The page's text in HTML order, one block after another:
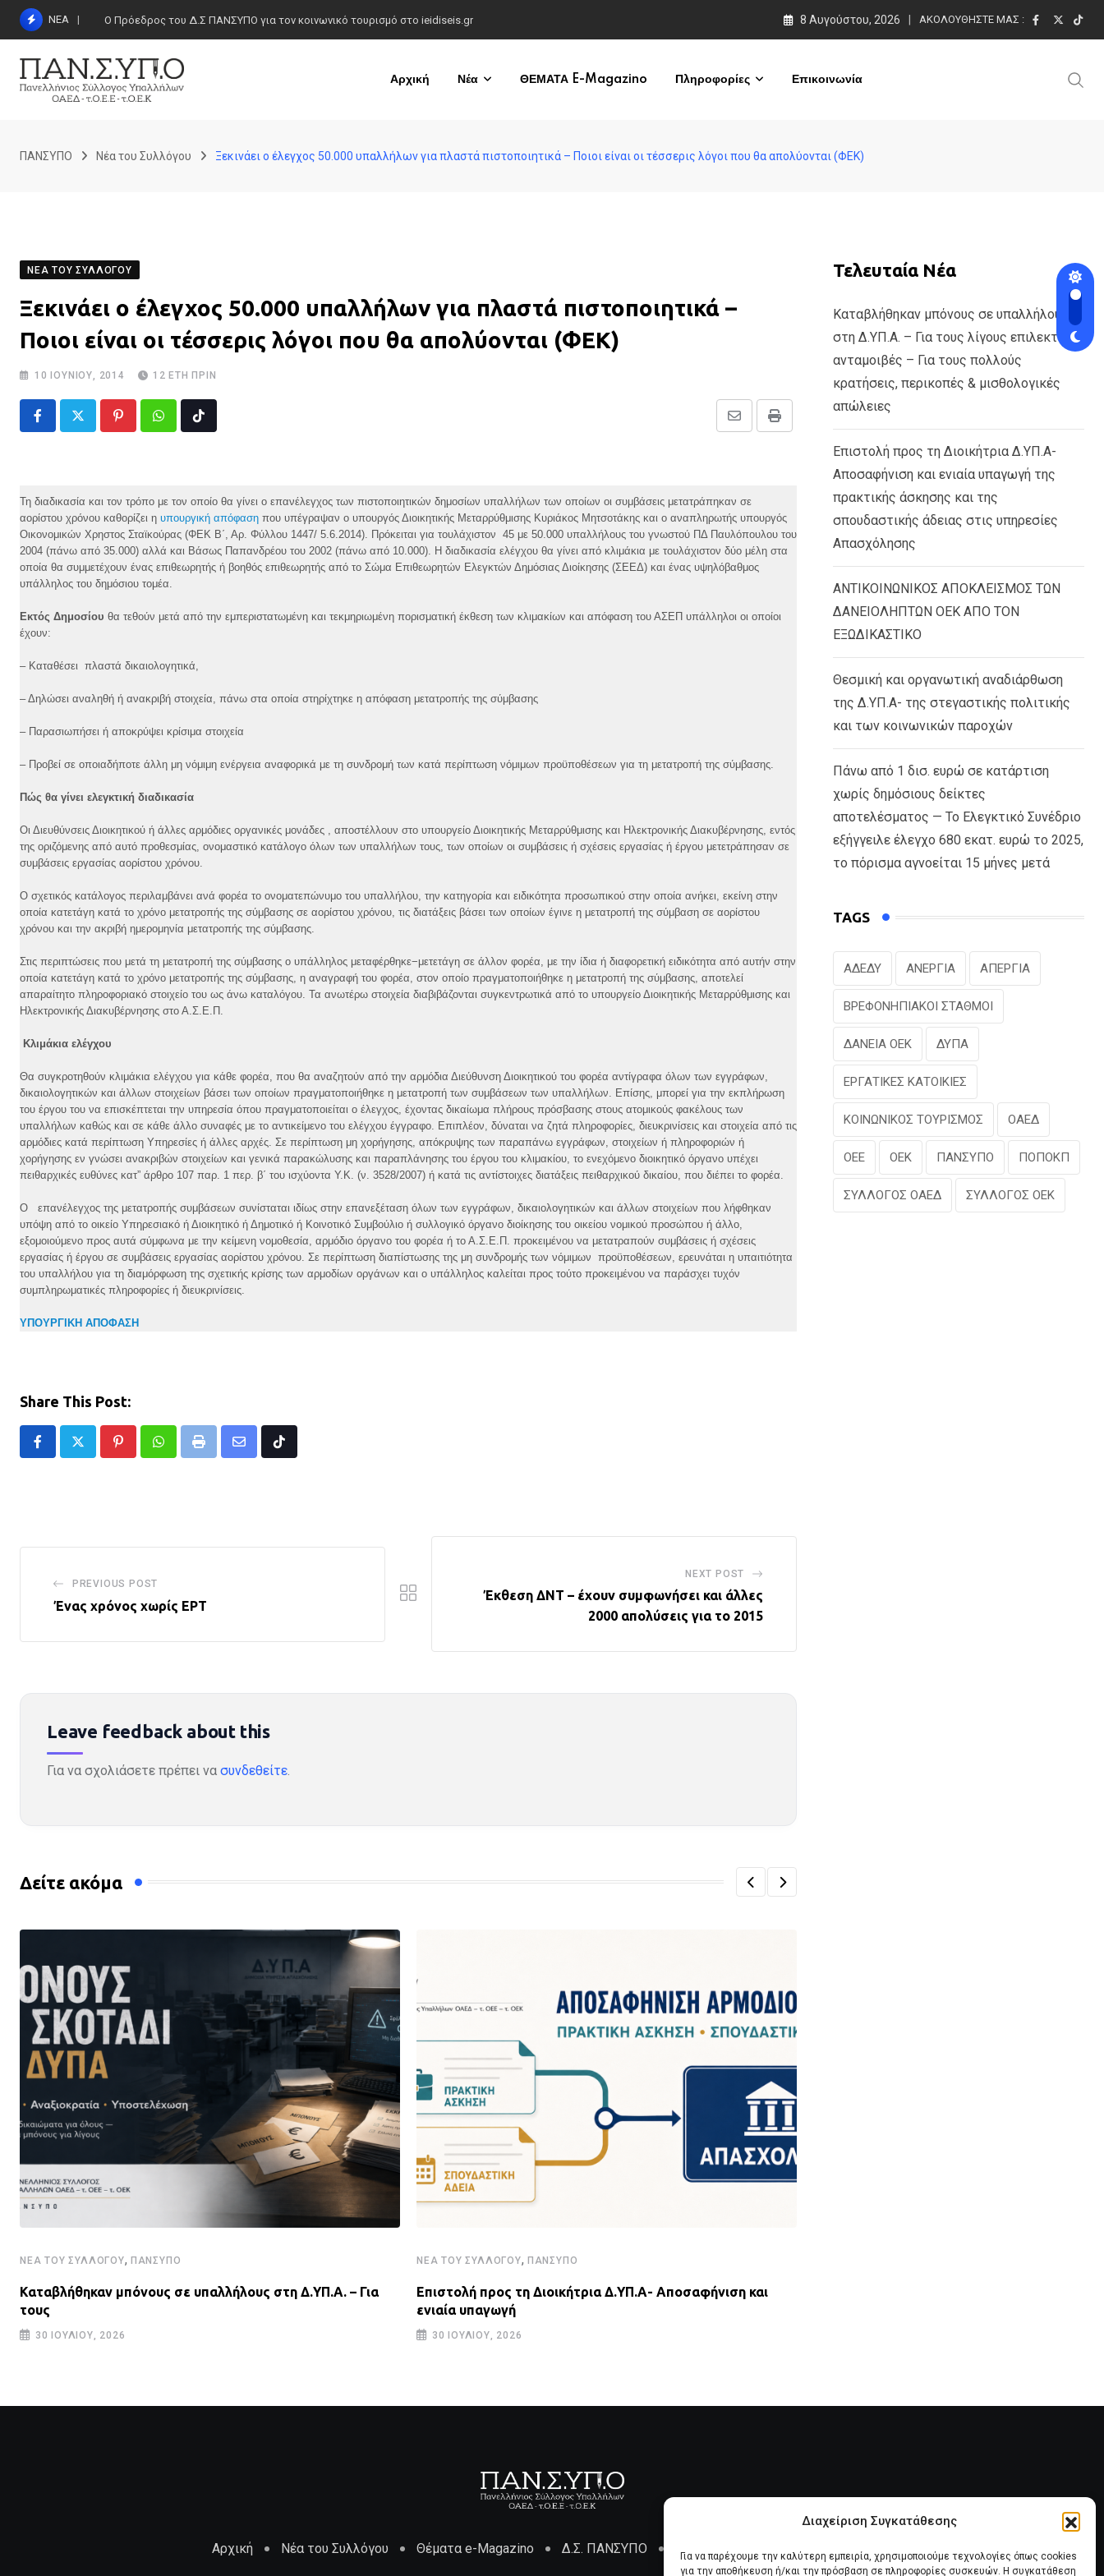
Διαχείριση Συγκατάθεσης
Για να παρέχουμε την καλύτερη εμπειρία, χρησιμοποιούμε τεχνολογίες όπως cookies
για την αποθήκευση ή/και την πρόσβαση σε πληροφορίες συσκευών. Η συγκατάθεση
Skip
content
ΝΕΑ Ο Πρόεδρος του Δ.Σ ΠΑΝΣΥΠΟ για τον κοινωνικό τουρισμό στο ieidiseis.gr 8 Αυγούστου, 2026 ΑΚΟΛΟΥΘΉΣΤΕ ΜΑΣ :
Αρχική Νέα ΘΕΜΑΤΑ E-Magazino Πληροφορίες Επικοινωνία
ΠΑΝΣΥΠΟ Νέα του Συλλόγου Ξεκινάει ο έλεγχος 50.000 υπαλλήλων για πλαστά πιστοποιητικά – Ποιοι είναι οι τέσσερις λόγοι που θα απολύονται (ΦΕΚ)
ΝΈΑ ΤΟΥ ΣΥΛΛΌΓΟΥ
Ξεκινάει ο έλεγχος 50.000 υπαλλήλων για πλαστά πιστοποιητικά –
Ποιοι είναι οι τέσσερις λόγοι που θα απολύονται (ΦΕΚ)
10 ΙΟΥΝΊΟΥ, 2014 12 ΈΤΗ ΠΡΙΝ
PinterestWhatsapp Print
Share
Tiktok
Τη διαδικασία και τον τρόπο με τον οποίο θα γίνει ο επανέλεγχος των πιστοποιητικών δημοσίων υπαλλήλων των οποίων οι συμβάσεις μετατράπηκαν σε
αορίστου χρόνου καθορίζει η υπουργική απόφαση που υπέγραψαν ο υπουργός Διοικητικής Μεταρρύθμισης Κυριάκος Μητσοτάκης και ο αναπληρωτής υπουργός
Οικονομικών Χρηστος Σταϊκούρας (ΦΕΚ Β΄, Αρ. Φύλλου 1447/ 5.6.2014). Πρόκειται για τουλάχιστον 45 με 50.000 υπαλλήλους του γνωστού ΠΔ Παυλόπουλου του
2004 (πάνω από 35.000) αλλά και Βάσως Παπανδρέου του 2002 (πάνω από 10.000). Η διαδικασία ελέγχου θα γίνει από κλιμάκια με τουλάχιστον δύο μέλη στα
οποία θα συμμετέχουν ένας επιθεωρητής ή βοηθός επιθεωρητής από το Σώμα Επιθεωρητών Ελεγκτών Δημόσιας Διοίκησης (ΣΕΕΔ) και ένας υψηλόβαθμος
υπάλληλος του δημόσιου τομέα.
Εκτός Δημοσίου θα τεθούν μετά από την εμπεριστατωμένη και τεκμηριωμένη πορισματική έκθεση των κλιμακίων και απόφαση του ΑΣΕΠ υπάλληλοι οι οποίοι
έχουν:
– Καταθέσει πλαστά δικαιολογητικά,
– Δηλώσει αναληθή ή ανακριβή στοιχεία, πάνω στα οποία στηρίχτηκε η απόφαση μετατροπής της σύμβασης
– Παρασιωπήσει ή αποκρύψει κρίσιμα στοιχεία
– Προβεί σε οποιαδήποτε άλλη μη νόμιμη ενέργεια αναφορικά με τη συνδρομή των κατά περίπτωση νόμιμων προϋποθέσεων για τη μετατροπή της σύμβασης.
Πώς θα γίνει ελεγκτική διαδικασία
Οι Διευθύνσεις Διοικητικού ή άλλες αρμόδιες οργανικές μονάδες , αποστέλλουν στο υπουργείο Διοικητικής Μεταρρύθμισης και Ηλεκτρονικής Διακυβέρνησης, εντός
της οριζόμενης από αυτό προθεσμίας, ονομαστικό κατάλογο όλων των υπαλλήλων τους, των οποίων οι συμβάσεις ή σχέσεις εργασίας ή έργου μετετράπησαν σε
συμβάσεις εργασίας αορίστου χρόνου.
Ο σχετικός κατάλογος περιλαμβάνει ανά φορέα το ονοματεπώνυμο του υπαλλήλου, την κατηγορία και ειδικότητα προσωπικού στην οποία ανήκει, εκείνη στην
οποία κατετάγη κατά το χρόνο μετατροπής της σύμβασης σε αορίστου χρόνου, τις διατάξεις βάσει των οποίων έγινε η μετατροπή της σύμβαση σε αορίστου
χρόνου και την ακριβή ημερομηνία μετατροπής της σύμβασης.
Στις περιπτώσεις που μετά τη μετατροπή της σύμβασης ο υπάλληλος μεταφέρθηκε−μετετάγη σε άλλον φορέα, με την ίδια ή διαφορετική ειδικότητα από αυτήν στην
οποία κατετάγη κατά το χρόνο μετατροπής της σύμβασης, η αναγραφή του φορέα, στον οποίο πραγματοποιήθηκε η μετατροπή της σύμβασης, αποτελεί
απαραίτητο πληροφοριακό στοιχείο του ως άνω καταλόγου. Τα ανωτέρω στοιχεία διαβιβάζονται συγκεντρωτικά από το υπουργείο Διοικητικής Μεταρρύθμισης και
Ηλεκτρονικής Διακυβέρνησης στο Α.Σ.Ε.Π.
Κλιμάκια ελέγχου
Θα συγκροτηθούν κλιμάκια ελέγχου για κάθε φορέα, που θα αναζητούν από την αρμόδια Διεύθυνση Διοικητικού του φορέα αντίγραφα όλων των εγγράφων,
δικαιολογητικών και άλλων στοιχείων βάσει των οποίων πραγματοποιήθηκε η μετατροπή των συμβάσεων των υπαλλήλων. Επίσης, μπορεί για την εκπλήρωση
του έργου του να επισκέπτεται την υπηρεσία όπου πραγματοποιείται ο έλεγχος, έχοντας δικαίωμα πλήρους πρόσβασης στους ατομικούς φακέλους των
υπαλλήλων καθώς και σε κάθε άλλο συναφές με το αντικείμενο του ελέγχου έγγραφο. Επιπλέον, δύναται να ζητά πληροφορίες, διευκρινίσεις και στοιχεία από τις
αρμόδιες κατά περίπτωση Υπηρεσίες ή άλλες αρχές. Σε περίπτωση μη χορήγησης, απόκρυψης των παραπάνω εγγράφων, στοιχείων ή πληροφοριών ή
χορήγησης εν γνώσει ανακριβών στοιχείων και γενικά παρακώλυσης και παραπλάνησης του έργου του κλιμακίου, το ενεχόμενο διοικητικό όργανο υπέχει
πειθαρχικές ευθύνες κατ” άρθρο 107 παρ. 1 περ. β΄ του ισχύοντα Υ.Κ. (ν. 3528/2007) ή κατά τις αντίστοιχες διατάξεις πειθαρχικού δικαίου, που διέπει το φορέα.
Ο επανέλεγχος της μετατροπής συμβάσεων συνίσταται ιδίως στην επανεξέταση όλων των εγγράφων, δικαιολογητικών και άλλων στοιχείων που λήφθηκαν
υπόψη από το οικείο Υπηρεσιακό ή Διοικητικό ή Δημοτικό ή Κοινοτικό Συμβούλιο ή συλλογικό όργανο διοίκησης του οικείου νομικού προσώπου ή άλλο,
εξομοιούμενο προς αυτά σύμφωνα με την κείμενη νομοθεσία, αρμόδιο όργανο του φορέα ή το Α.Σ.Ε.Π. προκειμένου να μετατραπούν συμβάσεις ή σχέσεις
εργασίας ή έργου σε συμβάσεις εργασίας αορίστου χρόνου. Σε περίπτωση διαπίστωσης της μη συνδρομής των νόμιμων προϋποθέσεων, ερευνάται η υπαιτιότητα
του υπαλλήλου για τη διαμόρφωση της σχετικής κρίσης των αρμοδίων οργάνων και ο υπάλληλος καλείται προς τούτο προκειμένου να παράσχει τυχόν
συμπληρωματικές πληροφορίες ή διευκρινίσεις.
ΥΠΟΥΡΓΙΚΗ ΑΠΟΦΑΣΗ
Share This Post:
PinterestWhatsappPrint
Share
Tiktok
PREVIOUS POST
Ένας χρόνος χωρίς ΕΡΤ
NEXT POST
Έκθεση ΔΝΤ – έχουν συμφωνήσει και άλλες
2000 απολύσεις για το 2015
Leave feedback about this
Για να σχολιάσετε πρέπει να συνδεθείτε.
Δείτε ακόμα
ΝΈΑ ΤΟΥ ΣΥΛΛΌΓΟΥ, ΠΑΝΣΥΠΟ
Καταβλήθηκαν μπόνους σε υπαλλήλους στη Δ.ΥΠ.Α. – Για
τους
30 ΙΟΥΛΊΟΥ, 2026
ΝΈΑ ΤΟΥ ΣΥΛΛΌΓΟΥ, ΠΑΝΣΥΠΟ
Επιστολή προς τη Διοικήτρια Δ.ΥΠ.Α- Αποσαφήνιση και
ενιαία υπαγωγή
30 ΙΟΥΛΊΟΥ, 2026
Τελευταία Νέα
Καταβλήθηκαν μπόνους σε υπαλλήλους
στη Δ.ΥΠ.Α. – Για τους λίγους επιλεκτικές
ανταμοιβές – Για τους πολλούς
κρατήσεις, περικοπές & μισθολογικές
απώλειες
Επιστολή προς τη Διοικήτρια Δ.ΥΠ.Α-
Αποσαφήνιση και ενιαία υπαγωγή της
πρακτικής άσκησης και της
σπουδαστικής άδειας στις υπηρεσίες
Απασχόλησης
ΑΝΤΙΚΟΙΝΩΝΙΚΟΣ ΑΠΟΚΛΕΙΣΜΟΣ ΤΩΝ
ΔΑΝΕΙΟΛΗΠΤΩΝ ΟΕΚ ΑΠΟ ΤΟΝ
ΕΞΩΔΙΚΑΣΤΙΚΟ
Θεσμική και οργανωτική αναδιάρθωση
της Δ.ΥΠ.Α- της στεγαστικής πολιτικής
και των κοινωνικών παροχών
Πάνω από 1 δισ. ευρώ σε κατάρτιση
χωρίς δημόσιους δείκτες
αποτελέσματος — Το Ελεγκτικό Συνέδριο
εξήγγειλε έλεγχο 680 εκατ. ευρώ το 2025,
το πόρισμα αγνοείται 15 μήνες μετά
TAGS
ΑΔΕΔΥ ΑΝΕΡΓΙΑ ΑΠΕΡΓΙΑ
ΒΡΕΦΟΝΗΠΙΑΚΟΙ ΣΤΑΘΜΟΙ
ΔΑΝΕΙΑ ΟΕΚ ΔΥΠΑ
ΕΡΓΑΤΙΚΕΣ ΚΑΤΟΙΚΙΕΣ
ΚΟΙΝΩΝΙΚΟΣ ΤΟΥΡΙΣΜΟΣ ΟΑΕΔ
ΟΕΕ ΟΕΚ ΠΑΝΣΥΠΟ ΠΟΠΟΚΠ
ΣΥΛΛΟΓΟΣ ΟΑΕΔ ΣΥΛΛΟΓΟΣ ΟΕΚ
Αρχική Νέα του Συλλόγου Θέματα e-Magazino Δ.Σ. ΠΑΝΣΥΠΟ Επικοινωνία Πολιτική Cookies (ΕΕ)